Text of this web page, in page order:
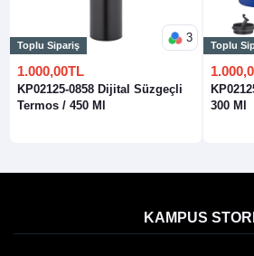
Toplu Sipariş
3
1.000,00TL
KP02125-0858 Dijital Süzgeçli
Termos / 450 Ml
Toplu
300 Ml
KAMPUS